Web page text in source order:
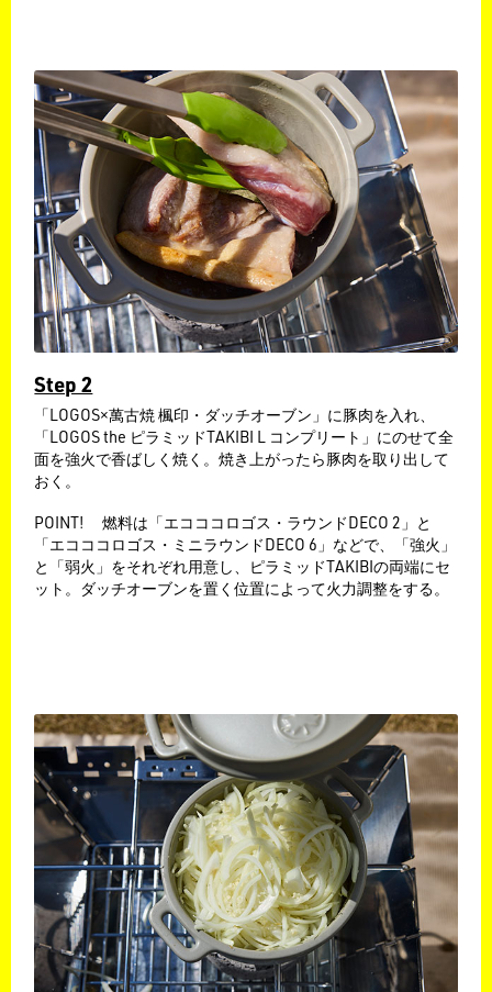
Step 2
「LOGOS×萬古焼 楓印・ダッチオーブン」に豚肉を入れ、
「LOGOS the ピラミッドTAKIBI L コンプリート」にのせて全
面を強火で香ばしく焼く。焼き上がったら豚肉を取り出して
おく。
POINT! 燃料は「エコココロゴス・ラウンドDECO 2」と
「エコココロゴス・ミニラウンドDECO 6」などで、「強火」
と「弱火」をそれぞれ用意し、ピラミッドTAKIBIの両端にセ
ット。ダッチオーブンを置く位置によって火力調整をする。